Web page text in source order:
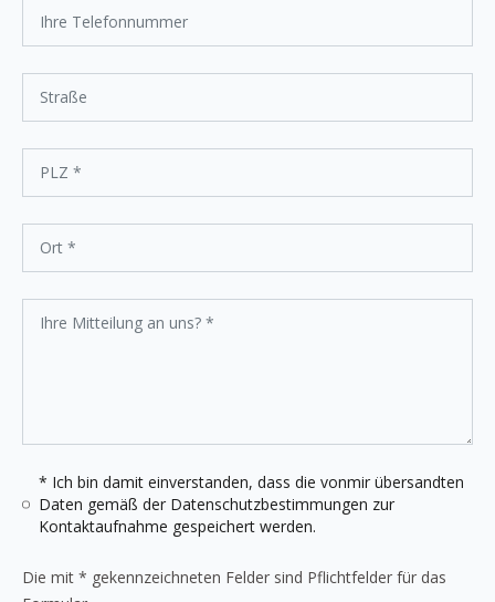
* Ich bin damit einverstanden, dass die vonmir übersandten
Daten gemäß der Datenschutzbestimmungen zur
Kontaktaufnahme gespeichert werden.
Die mit * gekennzeichneten Felder sind Pflichtfelder für das